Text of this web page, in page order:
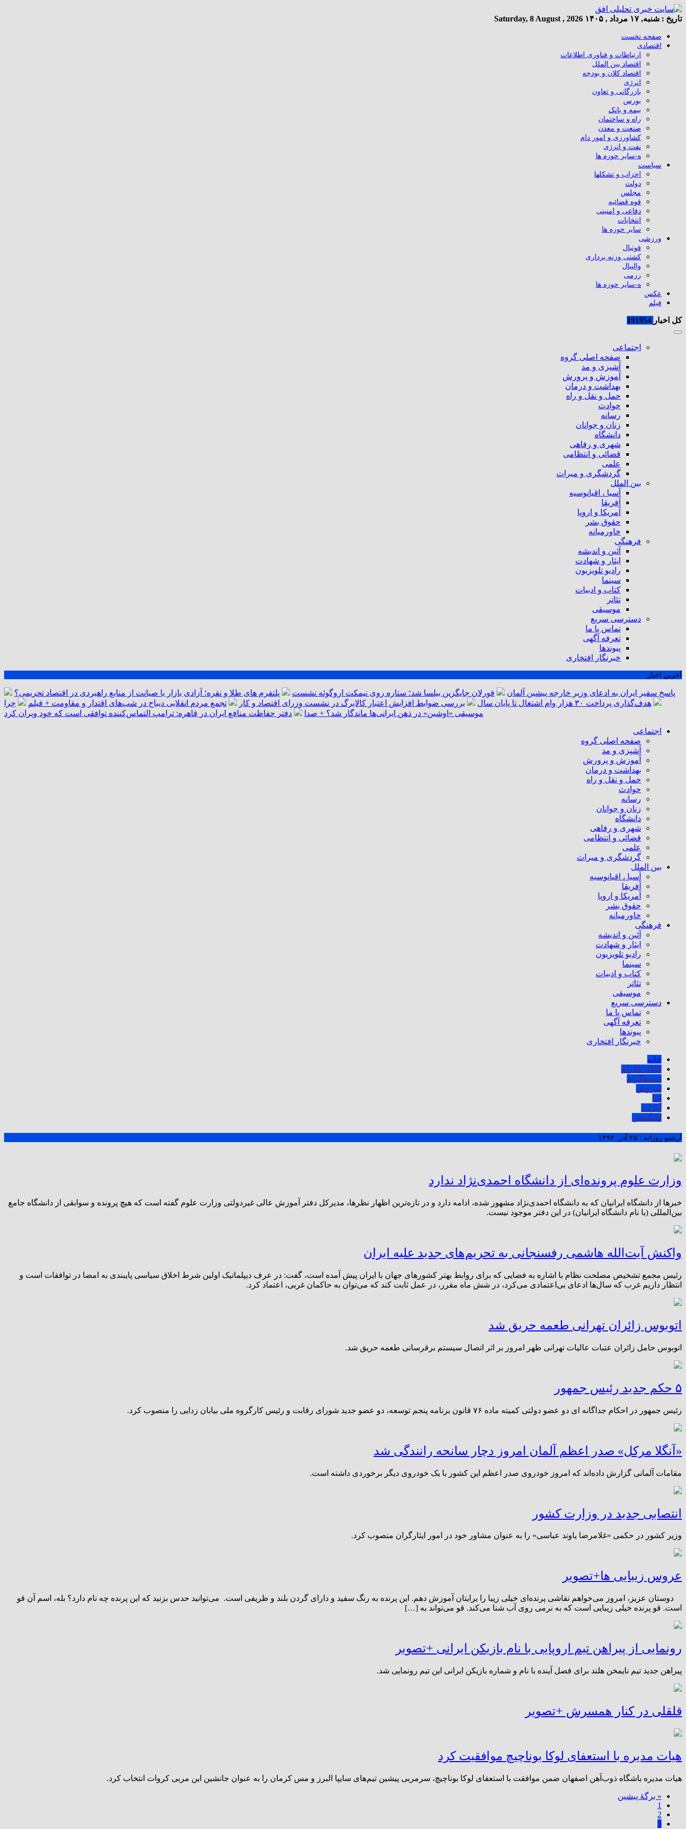
تاریخ : شنبه, ۱۷ مرداد , ۱۴۰۵ Saturday, 8 August , 2026
صفحه نخست
اقتصادی
ارتباطات و فناوری اطلاعات
اقتصاد بین الملل
اقتصاد کلان و بودجه
انرژی
بازرگانی و تعاون
بورس
بیمه و بانک
راه و ساختمان
صنعت و معدن
کشاورزی و امور دام
نفت و انرژی
ه-سایر حوزه ها
سیاست
احزاب و تشکلها
دولت
مجلس
قوه قضائیه
دفاعی و امنیتی
انتخابات
سایر حوزه ها
ورزشی
فوتبال
کشتی وزنه برداری
والیبال
رزمی
ه-سایر حوزه ها
عکس
فیلم
کل اخبار
اجتماعی
صفحه اصلی گروه
آشپزی و مد
آموزش و پرورش
بهداشت و درمان
حمل و نقل و راه
حوادث
رسانه
زنان و جوانان
دانشگاه
شهری و رفاهی
قضائی و انتظامی
علمی
گردشگری و میراث
بین الملل
آسیا ، اقیانوسیه
آفریقا
آمریکا و اروپا
حقوق بشر
خاورمیانه
فرهنگی
آئین و اندیشه
ایثار و شهادت
رادیو تلویزیون
سینما
کتاب و ادبیات
تئاتر
موسیقی
دسترسی سریع
تماس با ما
تعرفه آگهی
پیوندها
خبرنگار افتخاری
آخرین اخبار
پاسخ سفیر ایران به ادعای وزیر خارجه پیشین آلمان فورلان جایگزین بیلسا شد؛ ستاره روی نیمکت اروگوئه نشست
پلتفرم ‌های طلا و نقره؛ آزادی بازار یا صیانت از منابع راهبردی در اقتصاد تحریمی؟
هدف‌گذاری پرداخت ۳۰ هزار وام اشتغال تا پایان سال
بررسی ضوابط افزایش اعتبار کالابرگ در نشست وزرای اقتصاد و کار تجمع مردم انقلابی دیباج در شب‌های اقتدار و مقاومت + فیلم
چرا
موسیقی «اوشین» در ذهن ایرانی‌ها ماندگار شد؟ + صدا
دفتر حفاظت منافع ایران در قاهره: ترامپ التماس‌کننده توافقی است که خود ویران کرد
اجتماعی
صفحه اصلی گروه
آشپزی و مد
آموزش و پرورش
بهداشت و درمان
حمل و نقل و راه
حوادث
رسانه
زنان و جوانان
دانشگاه
شهری و رفاهی
قضائی و انتظامی
علمی
گردشگری و میراث
بین الملل
آسیا ، اقیانوسیه
آفریقا
آمریکا و اروپا
حقوق بشر
خاورمیانه
فرهنگی
آئین و اندیشه
ایثار و شهادت
رادیو تلویزیون
سینما
کتاب و ادبیات
تئاتر
موسیقی
دسترسی سریع
تماس با ما
تعرفه آگهی
پیوندها
خبرنگار افتخاری
خانه
کانال تلگرام
اینستاگرام
سروش
ایتا
آپارات
اپلیکیشن
آرشیو روزانه : ۲۵ آذر, ۱۳۹۲
وزارت علوم پرونده‌ای از دانشگاه احمدی‌نژاد ندارد
خبرها از دانشگاه ایرانیان که به دانشگاه احمدی‌نژاد مشهور شده، ادامه دارد و در تازه‌ترین اظهار نظرها، مدیرکل دفتر آموزش عالی غیردولتی وزارت علوم گفته است که هیچ پرونده و سوابقی از دانشگاه جامع
بین‌المللی (با نام دانشگاه ایرانیان) در این دفتر موجود نیست.
واکنش آیت‌الله هاشمی رفسنجانی به تحریم‌های جدید علیه ایران
رئیس مجمع تشخیص مصلحت نظام با اشاره به فضایی که برای روابط بهتر کشورهای جهان با ایران پیش آمده است، گفت: در عرف دیپلماتیک اولین شرط اخلاق سیاسی پایبندی به امضا در توافقات است و
انتظار داریم غرب که سال‌ها ادعای بی‌اعتمادی می‌کرد، در شش ماه مقرر، در عمل ثابت کند که می‌توان به حاکمان غربی، اعتماد کرد.
اتوبوس زائران تهرانی طعمه حریق شد
اتوبوس حامل زائران عتبات عالیات تهرانی ظهر امروز بر اثر اتصال سیستم برقرسانی طعمه حریق شد.
۵ حکم جدید رئیس جمهور
رئیس جمهور در احکام جداگانه ای دو عضو دولتی کمیته ماده ۷۶ قانون برنامه پنجم توسعه، دو عضو جدید شورای رقابت و رئیس کارگروه ملی بیابان زدایی را منصوب کرد.
«آنگلا مرکل» صدر اعظم آلمان امروز دچار سانحه رانندگی شد
مقامات آلمانی گزارش داده‌اند که امروز خودروی صدر اعظم این کشور با یک خودروی دیگر برخوردی داشته است.
انتصابی جدید در وزارت کشور
وزیر کشور در حکمی «غلامرضا یاوند عباسی» را به عنوان مشاور خود در امور ایثارگران منصوب کرد.
عروس زیبایی ها+تصویر
دوستان عزیز، امروز می‌خواهم نقاشی پرنده‌ای خیلی زیبا را برایتان آموزش دهم. این پرنده به رنگ سفید و دارای گردن بلند و ظریفی است. می‌توانید حدس بزنید که این پرنده چه نام دارد؟ بله، اسم آن قو
است. قو پرنده خیلی زیبایی است که به نرمی روی آب شنا می‌کند. قو می‌تواند به […]
رونمایی از پیراهن تیم اروپایی با نام بازیکن ایرانی +تصویر
پیراهن جدید تیم نایمخن هلند برای فصل آینده با نام و شماره بازیکن ایرانی این تیم رونمایی شد.
قلقلی در کنار همسرش +تصویر
هیات مدیره با استعفای لوکا بوناچیچ موافقیت کرد
هیات مدیره باشگاه ذوب‌آهن اصفهان ضمن موافقت با استعفای لوکا بوناچیچ، سرمربی پیشین تیم‌های سایپا البرز و مس کرمان را به عنوان جانشین این مربی کروات انتخاب کرد.
« برگه‌ٔ پیشین
1
2
3